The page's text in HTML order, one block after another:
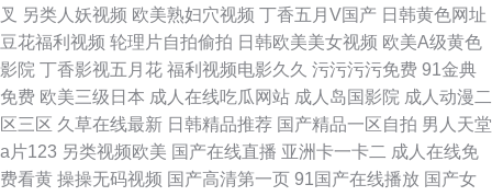
叉 另类人妖视频 欧美熟妇穴视频 丁香五月V国产 日韩黄色网址
豆花福利视频 轮理片自拍偷拍 日韩欧美美女视频 欧美A级黄色
影院 丁香影视五月花 福利视频电影久久 污污污污免费 91金典
免费 欧美三级日本 成人在线吃瓜网站 成人岛国影院 成人动漫二
区三区 久草在线最新 日韩精品推荐 国产精品一区自拍 男人天堂
a片123 另类视频欧美 国产在线直播 亚洲卡一卡二 成人在线免
费看黄 操操无码视频 国产高清第一页 91国产在线播放 国产女